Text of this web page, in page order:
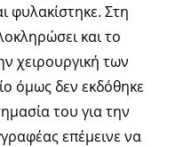
φυλακίστηκε. Στη
και το
χειρουργική των
όμως δεν εκδόθηκε
του για την
επέμεινε να